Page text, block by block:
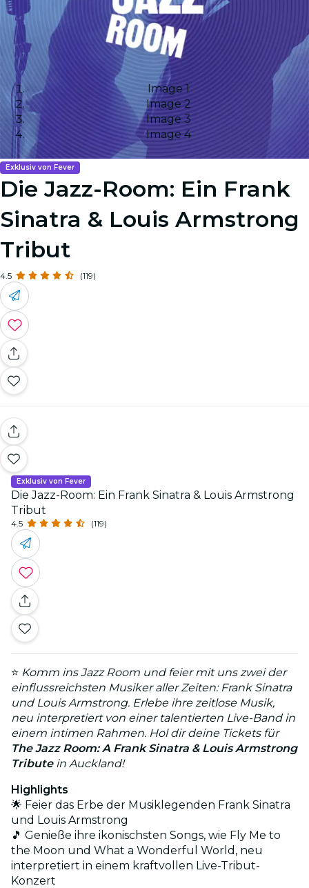
Image 1
Image 2
Image 3
Image 4
Exklusiv von Fever
Die Jazz-Room: Ein Frank
Sinatra & Louis Armstrong
Tribut
4.5 (119)
Exklusiv von Fever
Die Jazz-Room: Ein Frank Sinatra & Louis Armstrong
Tribut
4.5 (119)
⭐ Komm ins Jazz Room und feier mit uns zwei der
einflussreichsten Musiker aller Zeiten: Frank Sinatra
und Louis Armstrong. Erlebe ihre zeitlose Musik,
neu interpretiert von einer talentierten Live-Band in
einem intimen Rahmen. Hol dir deine Tickets für
The Jazz Room: A Frank Sinatra & Louis Armstrong
Tributein Auckland!
Highlights
🌟 Feier das Erbe der Musiklegenden Frank Sinatra
und Louis Armstrong
🎵 Genieße ihre ikonischsten Songs, wie Fly Me to
the Moon und What a Wonderful World, neu
interpretiert in einem kraftvollen Live-Tribut-
Konzert